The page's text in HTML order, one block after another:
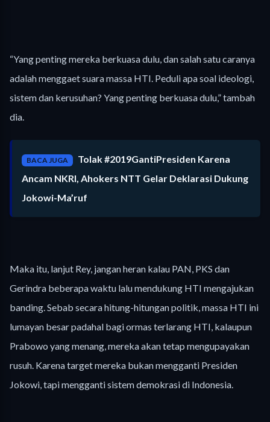
“Yang penting mereka berkuasa dulu, dan salah satu caranya
adalah menggaet suara massa HTI. Peduli apa soal ideologi,
sistem dan kerusuhan? Yang penting berkuasa dulu,” tambah
dia.
BACA JUGA
Tolak #2019GantiPresiden Karena
Ancam NKRI, Ahokers NTT Gelar Deklarasi Dukung
Jokowi-Ma’ruf
Maka itu, lanjut Rey, jangan heran kalau PAN, PKS dan
Gerindra beberapa waktu lalu mendukung HTI mengajukan
banding. Sebab secara hitung-hitungan politik, massa HTI ini
lumayan besar padahal bagi ormas terlarang HTI, kalaupun
Prabowo yang menang, mereka akan tetap mengupayakan
rusuh. Karena target mereka bukan mengganti Presiden
Jokowi, tapi mengganti sistem demokrasi di Indonesia.